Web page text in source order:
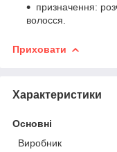
призначення:
волосся.
Приховати
Характеристики
Основні
Виробник